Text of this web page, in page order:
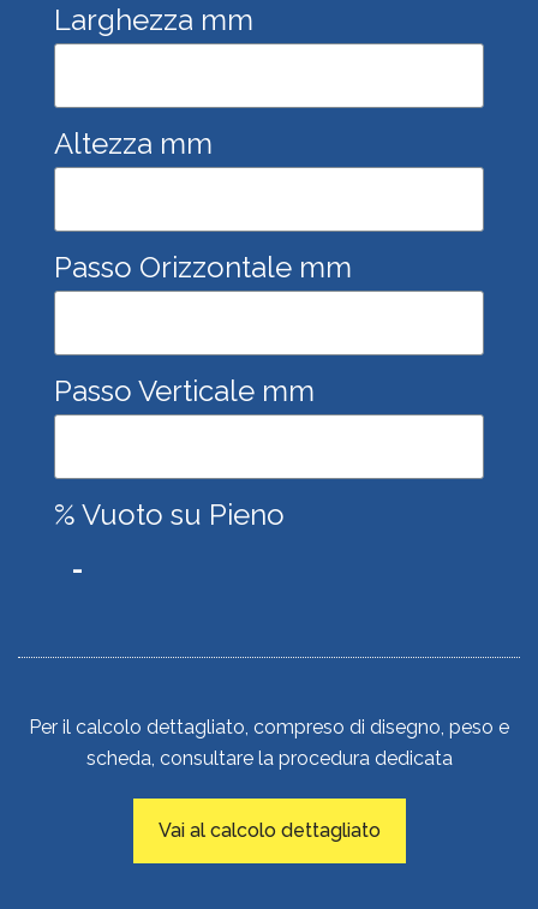
Larghezza mm
Altezza mm
Passo Orizzontale mm
Passo Verticale mm
% Vuoto su Pieno
Per il calcolo dettagliato, compreso di disegno, peso e
scheda, consultare la procedura dedicata
Vai al calcolo dettagliato